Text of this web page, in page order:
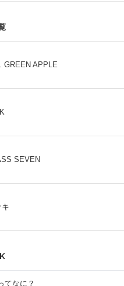
GREEN APPLE
SEVEN
キ
てなに？